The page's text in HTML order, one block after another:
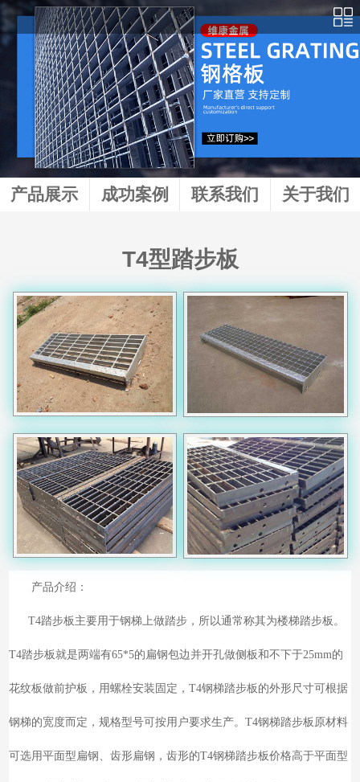
产品展示 成功案例 联系我们 关于我们
T4型踏步板
产品介绍：
T4踏步板主要用于钢梯上做踏步，所以通常称其为楼梯踏步板。
T4踏步板就是两端有65*5的扁钢包边并开孔做侧板和不下于25mm的
花纹板做前护板，用螺栓安装固定，T4钢梯踏步板的外形尺寸可根据
钢梯的宽度而定，规格型号可按用户要求生产。T4钢梯踏步板原材料
可选用平面型扁钢、齿形扁钢，齿形的T4钢梯踏步板价格高于平面型